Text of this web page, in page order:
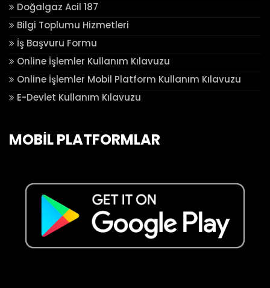
Doğalgaz Acil 187
Bilgi Toplumu Hizmetleri
İş Başvuru Formu
Online İşlemler Kullanım Kılavuzu
Online İşlemler Mobil Platform Kullanım Kılavuzu
E-Devlet Kullanım Kılavuzu
MOBİL PLATFORMLAR